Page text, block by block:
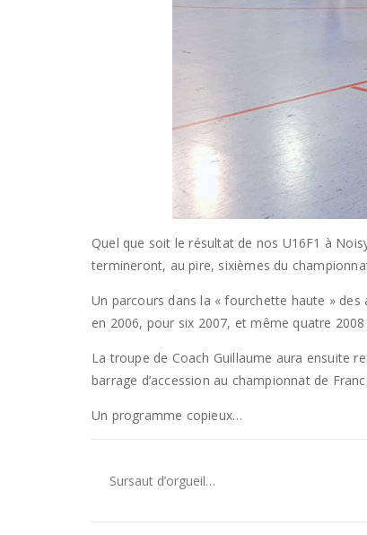
Quel que soit le résultat de nos U16F1 à
termineront, au pire, sixièmes du
Un parcours dans la « fourchette haute »
en 2006, pour six 2007, et même quatre 2008
La troupe de Coach Guillaume aura ensuite
barrage d’accession au championnat de
Un programme copieux…
Sursaut d’orgueil…